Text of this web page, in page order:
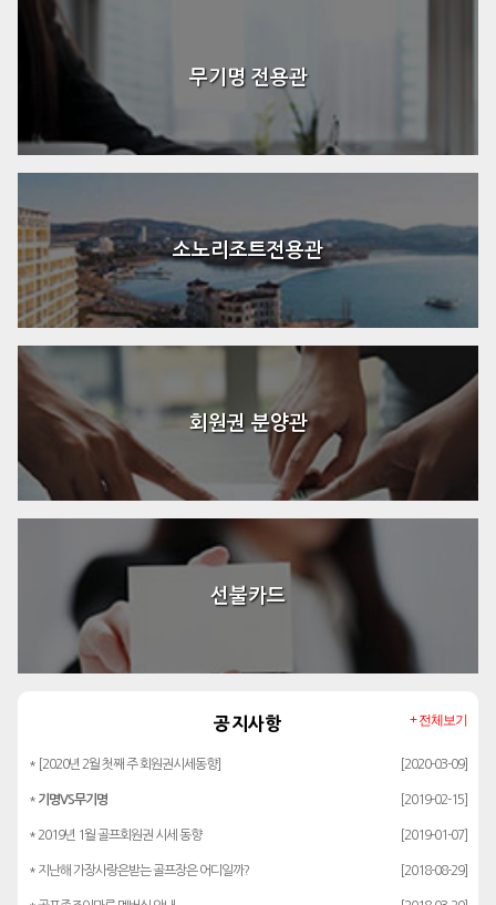
무기명 전용관
소노리조트전용관
회원권 분양관
선불카드
공지사항
* [2020년 2월 첫째 주 회원권시세동향] [2020-03-09]
* 기명VS무기명 [2019-02-15]
* 2019년 1월 골프회원권 시세 동향 [2019-01-07]
* 지난해 가장사랑은받는 골프장은 어디일까? [2018-08-29]
+ 전체보기